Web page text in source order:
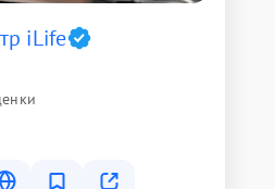
iLife